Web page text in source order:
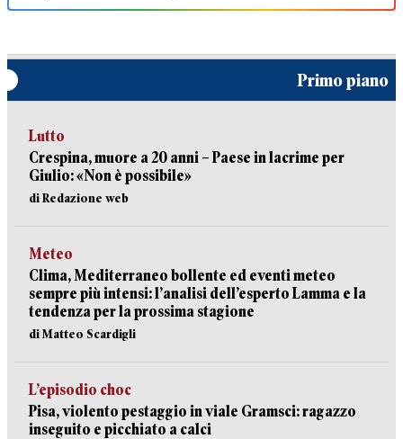
Primo piano
Lutto
Crespina, muore a 20 anni – Paese in lacrime per
Giulio: «Non è possibile»
di Redazione web
Meteo
Clima, Mediterraneo bollente ed eventi meteo
sempre più intensi: l’analisi dell’esperto Lamma e la
tendenza per la prossima stagione
di Matteo Scardigli
L’episodio choc
Pisa, violento pestaggio in viale Gramsci: ragazzo
inseguito e picchiato a calci